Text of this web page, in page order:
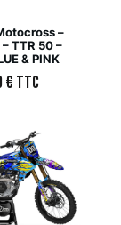
–
TTR 50 –
& PINK
€ TTC